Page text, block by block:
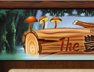
メニュー